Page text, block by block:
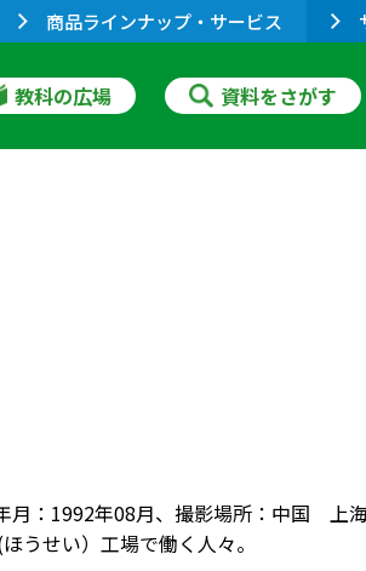
商品ラインナップ・サービス
教科の広場 資料をさがす
月：1992年08月、撮影場所：中国 上
うせい）工場で働く人々。